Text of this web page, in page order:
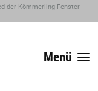
der Kömmerling Fenster-
Menü